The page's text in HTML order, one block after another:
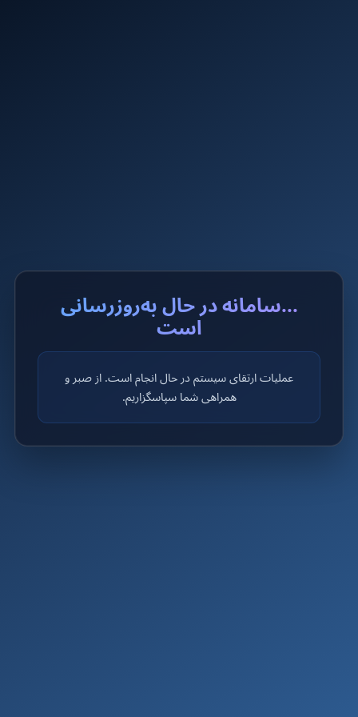
...سامانه در حال به‌روزرسانی
است
عملیات ارتقای سیستم در حال انجام است. از صبر و
همراهی شما سپاسگزاریم.